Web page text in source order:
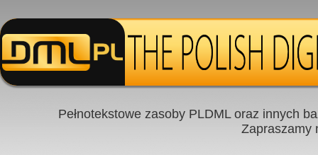
Pełnotekstowe zasoby PLDML oraz innych
Zapraszamy